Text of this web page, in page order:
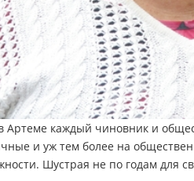
Артеме каждый чиновник и
и уж тем более на
Шустрая не по годам для